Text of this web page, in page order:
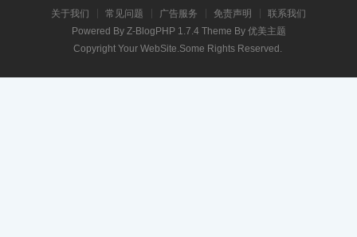
关于我们 常见问题 广告服务 免责声明
联系我们
Powered By Z-BlogPHP 1.7.4Theme By 优美主题
Copyright Your WebSite.Some Rights Reserved.